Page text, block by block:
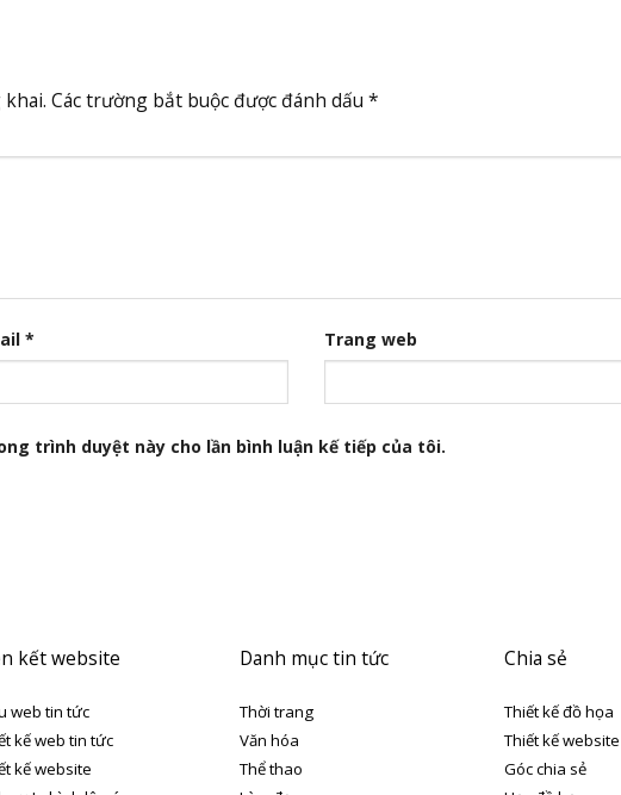
Các trường bắt buộc được đánh dấu *
* Trang web
trình duyệt này cho lần bình luận kế tiếp của tôi.
kết website
web tin tức
kế web tin tức
kế website
Danh mục tin tức
Thời trang
Văn hóa
Thể thao
Chia sẻ
Thiết kế đồ họa
Thiết kế website
Góc chia sẻ